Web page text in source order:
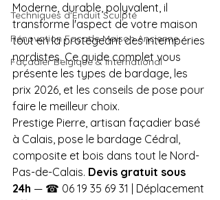
Techniques d'Enduit Sculpté
Rénovation Façade Maison Ancienne
Façadier Belgique & International
Moderne, durable, polyvalent, il
transforme l'aspect de votre maison
tout en la protégeant des intempéries
nordistes. Ce guide complet vous
présente les types de bardage, les
prix 2026, et les conseils de pose pour
faire le meilleur choix.
Prestige Pierre, artisan façadier basé
à Calais, pose le bardage Cédral,
composite et bois dans tout le Nord-
Pas-de-Calais. Devis gratuit sous
24h — ☎ 06 19 35 69 31 | Déplacement